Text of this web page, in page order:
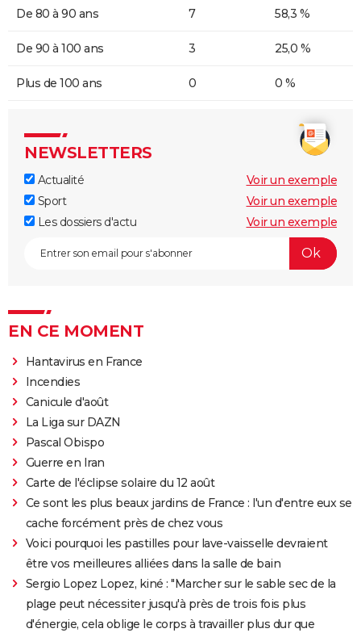
De 80 à 90 ans 7 58,3 %
De 90 à 100 ans 3 25,0 %
Plus de 100 ans 0 0 %
NEWSLETTERS
Actualité
Voir un exemple
Sport
Voir un exemple
Les dossiers d'actu
Voir un exemple
EN CE MOMENT
Hantavirus en France
Incendies
Canicule d'août
La Liga sur DAZN
Pascal Obispo
Guerre en Iran
Carte de l'éclipse solaire du 12 août
Ce sont les plus beaux jardins de France : l'un d'entre eux se
cache forcément près de chez vous
Voici pourquoi les pastilles pour lave-vaisselle devraient
être vos meilleures alliées dans la salle de bain
Sergio Lopez Lopez, kiné : "Marcher sur le sable sec de la
plage peut nécessiter jusqu'à près de trois fois plus
d'énergie, cela oblige le corps à travailler plus dur que